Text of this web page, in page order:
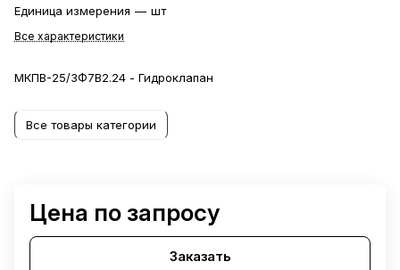
Единица измерения — шт
Все характеристики
МКПВ-25/3Ф7В2.24 - Гидроклапан
Все товары категории
Цена по запросу
Заказать